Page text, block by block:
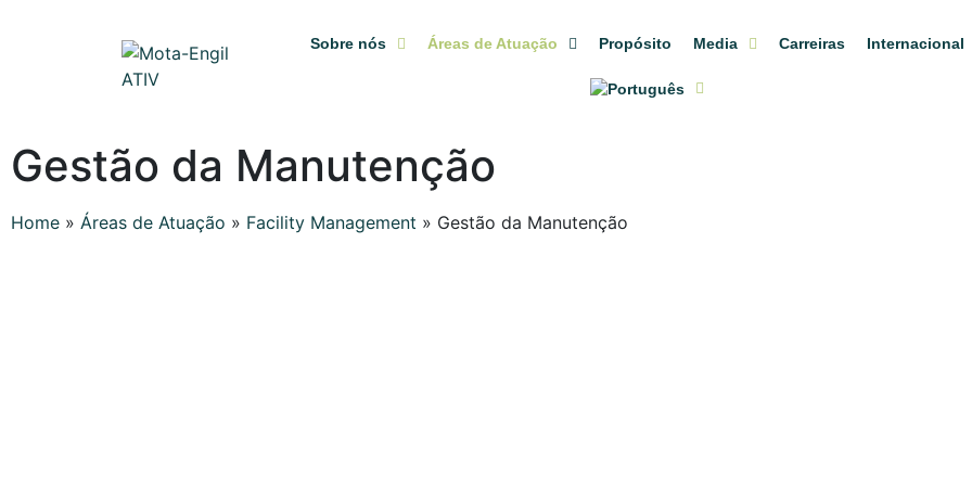
Sobre nós Áreas de Atuação Propósito Media Carreiras
Internacional
Gestão da Manutenção
Home » Áreas de Atuação » Facility Management » Gestão da Manutenção